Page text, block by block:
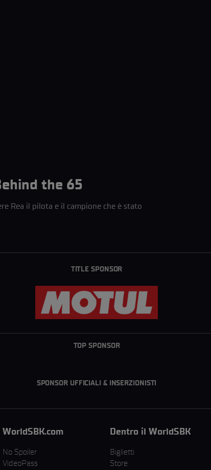
the 65
Rea il pilota e il campione che è stato
TITLE SPONSOR
TOP SPONSOR
SPONSOR UFFICIALI & INSERZIONISTI
WorldSBK.com
No Spoiler
VideoPass
Dentro il WorldSBK
Biglietti
Store